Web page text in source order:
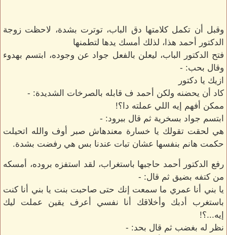
وقبل أن تكمل كلامتها دق الباب، توترت بشدة، لاحظت زوجة
الدكتور أحمد هذا، لذلك أمسك يدها لتطمنها
فتح الدكتور الباب، ليعلن بالفعل جواد عن وجوده، ابتسم بهدوء
وقال بحب: -
ازيك يا دكتور
كاد أن يحضنه ولكن أحمد ف قابله بالصرخات الشديدة: -
ممكن أفهم إيه اللي عملته دا؟!
ابتسم جواد بسخرية ثم قال ببرود: -
هي لحقت تقولك يا خسارة معندهاش صبر أوف والله اتحيلت
حكمت هانم بنفسها عشان تبات عندنا بس هي رفضت بشدة.
رفع الدكتور أحمد حاجبها باستغراب، لقد استفزه بروده، أمسكه
من كتفه بضيق ثم قال: -
يا بني أنا عمري ما سمعت إنك حتى صاحبت بنت يا بني أنا كنت
باستغرب أدبك وأخلاقك أنا نفسي أعرف يقين عملت ليك
إيه...؟!
نظر له بغضب ثم قال بحد: -